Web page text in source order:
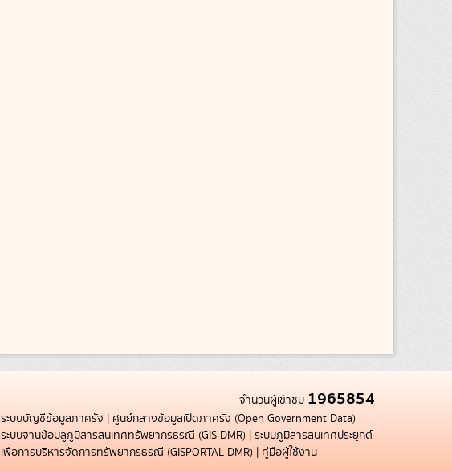
จำนวนผู้เข้าชม 1965854
ระบบบัญชีข้อมูลภาครัฐ | ศูนย์กลางข้อมูลเปิดภาครัฐ (Open Government Data)
ระบบฐานข้อมลูภูมิสารสนเทศทรัพยากรธรณี (GIS DMR) | ระบบภูมิสารสนเทศประยุกต์
เพื่อการบริหารจัดการทรัพยากรธรณี (GISPORTAL DMR) | คู่มือผู้ใช้งาน